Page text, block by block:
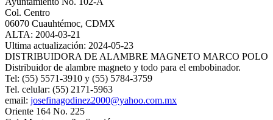
Col. Centro
06070 Cuauhtémoc, CDMX
ALTA: 2004-03-21
Ultima actualización: 2024-05-23
DISTRIBUIDORA DE ALAMBRE MAGNETO MARCO POLO
Distribuidor de alambre magneto y todo para el embobinador.
Tel: (55) 5571-3910 y (55) 5784-3759
Tel. celular: (55) 2171-5963
email: josefinagodinez2000@yahoo.com.mx
Oriente 164 No. 225